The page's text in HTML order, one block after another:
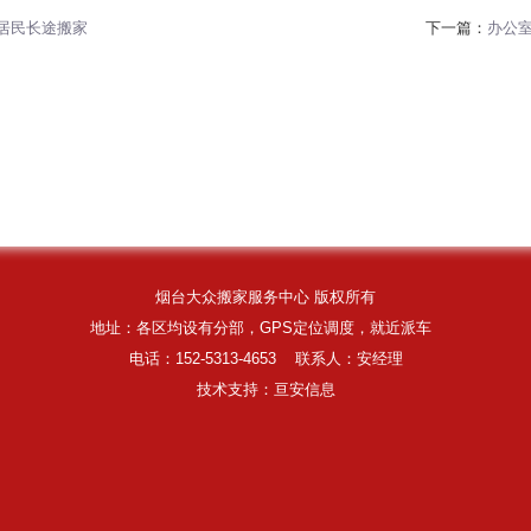
民长途搬家 下一篇： 办公
烟台大众搬家服务中心 版权所有
地址：各区均设有分部，GPS定位调度，就近派车
电话：152-5313-4653 联系人：安经理
技术支持： 亘安信息